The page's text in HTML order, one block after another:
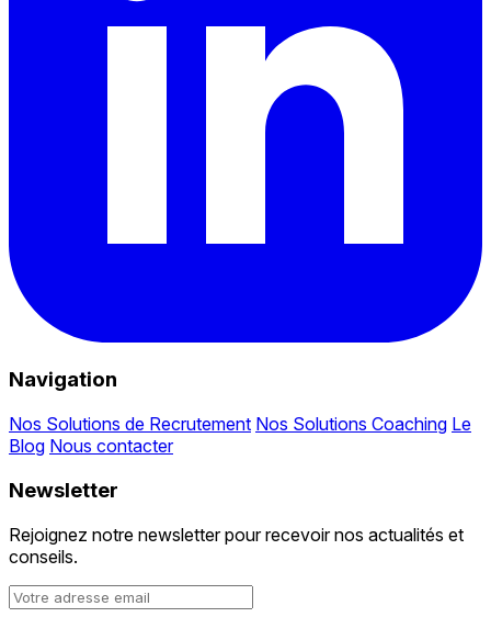
Navigation
Nos Solutions de Recrutement Nos Solutions Coaching Le
Blog Nous contacter
Newsletter
Rejoignez notre newsletter pour recevoir nos actualités et
conseils.